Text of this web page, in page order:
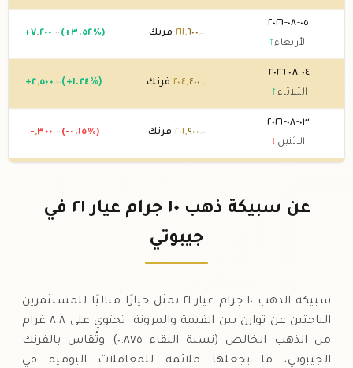
٠٥-٠٨-٢٠٢٦
الأربعاء↑
٢١١,٦٠٠ .٠٠ فرنك +٧,٢٠٠ .٠٠ (+٣.٥٢%)
٠٤-٠٨-٢٠٢٦
الثلاثاء ↑
٢٠٤, ٤٠٠ .٠٠ فرنك +٢,٥٠٠ .٠٠ (+١.٢٤%)
٠٣-٠٨-٢٠٢٦
الاثنين ↓
٢٠١,٩٠٠ .٠٠ فرنك -,٣٠٠ .٠٠ (-٠.١٥%)
٢٠٢ ٢٠٠.٠٠ فرنك
عن سبيكة ذهب ١٠ جرام عيار ٢١ في
جيبوتي
سبيكة الذهب ١٠ جرام عيار ٢١ تمثل خيارًا مثاليًا للمستثمرين
الباحثين عن توازن بين القيمة والمرونة. تحتوي على ٨.٨ غرام
من الذهب الخالص (نسبة النقاء ٠.٨٧٥) وتُقاس بالفرنك
الجيبوتي، ما يجعلها ملائمة للمعاملات اليومية في